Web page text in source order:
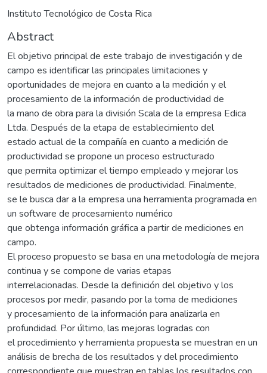
Instituto Tecnológico de Costa Rica
Abstract
El objetivo principal de este trabajo de investigación y de
campo es identificar las principales limitaciones y
oportunidades de mejora en cuanto a la medición y el
procesamiento de la información de productividad de
la mano de obra para la división Scala de la empresa Edica
Ltda. Después de la etapa de establecimiento del
estado actual de la compañía en cuanto a medición de
productividad se propone un proceso estructurado
que permita optimizar el tiempo empleado y mejorar los
resultados de mediciones de productividad. Finalmente,
se le busca dar a la empresa una herramienta programada en
un software de procesamiento numérico
que obtenga información gráfica a partir de mediciones en
campo.
El proceso propuesto se basa en una metodología de mejora
continua y se compone de varias etapas
interrelacionadas. Desde la definición del objetivo y los
procesos por medir, pasando por la toma de mediciones
y procesamiento de la información para analizarla en
profundidad. Por último, las mejoras logradas con
el procedimiento y herramienta propuesta se muestran en un
análisis de brecha de los resultados y del procedimiento